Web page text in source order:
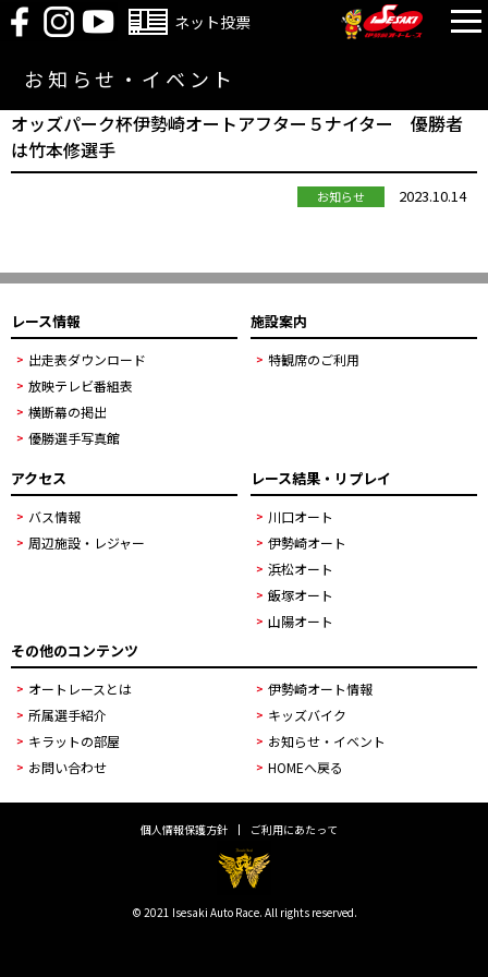
ネット投票
お知らせ・イベント
オッズパーク杯伊勢崎オートアフター５ナイター 優勝者
は竹本修選手
お知らせ 2023.10.14
レース情報
出走表ダウンロード
放映テレビ番組表
横断幕の掲出
優勝選手写真館
施設案内
特観席のご利用
アクセス
バス情報
周辺施設・レジャー
レース結果・リプレイ
川口オート
伊勢崎オート
浜松オート
飯塚オート
山陽オート
その他のコンテンツ
オートレースとは
伊勢崎オート情報
所属選手紹介
キッズバイク
キラットの部屋
お知らせ・イベント
お問い合わせ
HOMEへ戻る
個人情報保護方針 ご利用にあたって
© 2021 Isesaki Auto Race. All rights reserved.